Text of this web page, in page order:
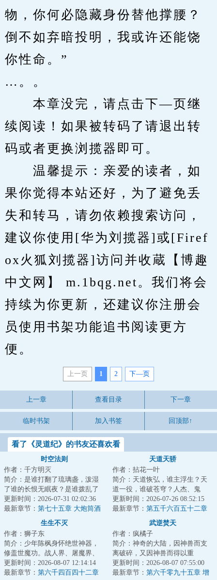
物，你何必隐藏身份替他撑腰？
倒不如弃暗投明，我或许还能饶
你性命。”
…。。
本章没完，请点击下—页继
续阅读！如果被转码了请退出转
码或者更换浏揽器即可。
温馨提示：亲爱的读者，如
果你觉得本站还好，为了避免丢
失和转马，请勿依赖搜索访问，
建议你使用[华为刘揽器]或[Firef
ox火狐刘揽器]访问并收蔵【博趣
中文网】 m.1bqg.net。我们将会
持续为你更新，还建议你注册会
员使用书架功能追书阅读更方
便。
上一页 1 2 下—页
上一章 查看目录 下一章
临时书架 加入书签 回顶部↑
看了《灵道纪》的书友还喜欢看
时空法则
作者：千方明灭
简介：是谁打翻了琉璃盏，泼湿
了谁的长恨无眠夜？是谁拨乱了
竖弓琴，惊扰了谁的江上无澜
月？有人在在偌大...
更新时间：2026-07-31 02:02:36
最新章节： 第七十五章 大炮筒酒
天道天骄
作者：拈花一叶
简介：天道恢弘，谁主浮生？天
道一役，谁破苍穹？人杰、鬼
雄、楚翘、天骄，万载后的归
来，再踏归家路，再...
更新时间：2026-07-26 08:52:15
最新章节： 第五千六百五十二章
传承和偶遇！下
生生不灭
作者：狮子东
简介：少年陈枫身怀绝世神器，
修盖世魔功。战人界、屠魔界、
挑仙界、冲神界。打遍诸世界，
杀出冲天血路，...
更新时间：2026-08-07 12:14:14
最新章节： 第六千四百四十二章
武逆焚天
作者：疯橘子
简介：神奇的大陆，因神兽而支
离破碎，又因神兽而得以重
生！！各方势力追寻多年的重宝
出世，一场腥风血雨...
更新时间：2026-08-07 07:55:00
最新章节： 第六千零九十五章 增